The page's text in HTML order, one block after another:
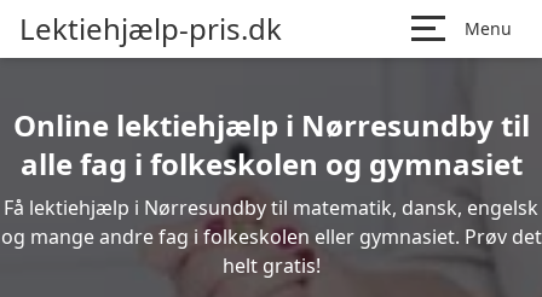
Lektiehjælp-pris.dk Menu
Online lektiehjælp i Nørresundby til
alle fag i folkeskolen og gymnasiet
Få lektiehjælp i Nørresundby til matematik, dansk, engelsk
og mange andre fag i folkeskolen eller gymnasiet. Prøv det
helt gratis!